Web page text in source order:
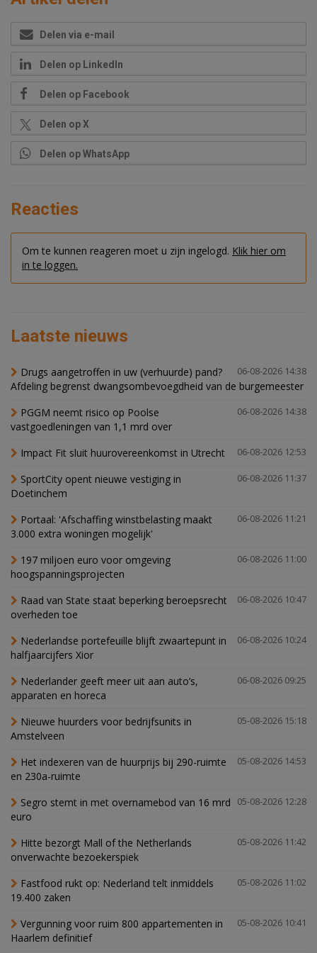
Delen via e-mail
Delen op LinkedIn
Delen op Facebook
Delen op X
Delen op WhatsApp
Reacties
Om te kunnen reageren moet u zijn ingelogd. Klik hier om
in te loggen.
Laatste nieuws
06-08-2026 14:38
Drugs aangetroffen in uw (verhuurde) pand?
Afdeling begrenst dwangsombevoegdheid van de burgemeester
06-08-2026 14:38
PGGM neemt risico op Poolse
vastgoedleningen van 1,1 mrd over
06-08-2026 12:53
Impact Fit sluit huurovereenkomst in Utrecht
06-08-2026 11:37
SportCity opent nieuwe vestiging in
Doetinchem
06-08-2026 11:21
Portaal: 'Afschaffing winstbelasting maakt
3.000 extra woningen mogelijk'
06-08-2026 11:00
197 miljoen euro voor omgeving
hoogspanningsprojecten
06-08-2026 10:47
Raad van State staat beperking beroepsrecht
overheden toe
06-08-2026 10:24
Nederlandse portefeuille blijft zwaartepunt in
halfjaarcijfers Xior
06-08-2026 09:25
Nederlander geeft meer uit aan auto’s,
apparaten en horeca
05-08-2026 15:18
Nieuwe huurders voor bedrijfsunits in
Amstelveen
05-08-2026 14:53
Het indexeren van de huurprijs bij 290-ruimte
en 230a-ruimte
05-08-2026 12:28
Segro stemt in met overnamebod van 16 mrd
euro
05-08-2026 11:42
Hitte bezorgt Mall of the Netherlands
onverwachte bezoekerspiek
05-08-2026 11:02
Fastfood rukt op: Nederland telt inmiddels
19.400 zaken
05-08-2026 10:41
Vergunning voor ruim 800 appartementen in
Haarlem definitief